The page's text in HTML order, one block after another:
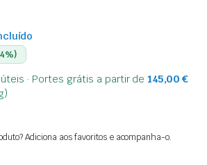
úteis · Portes grátis a partir de145,00 €
Adiciona aos favoritos e acompanha-o.